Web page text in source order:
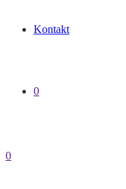
Kontakt
0
0